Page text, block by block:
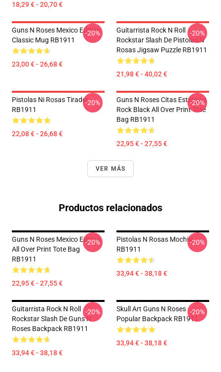
18,29 € - 20,70 €
Guns N Roses Mexico Edition
Classic Mug RB1911
23,00 € - 26,68 €
-20%
Guitarrista Rock N Roll
Rockstar Slash De Pistolas N
Rosas Jigsaw Puzzle RB1911
21,98 € - 40,02 €
-20%
Pistolas Ni Rosas Tirador
RB1911
22,08 € - 26,68 €
-20%
Guns N Roses Citas Estéticas
Rock Black All Over Print Tote
Bag RB1911
22,95 € - 27,55 €
-20%
VER MÁS
Productos relacionados
Guns N Roses Mexico Edition
All Over Print Tote Bag
RB1911
22,95 € - 27,55 €
-20%
Pistolas N Rosas Mochila
RB1911
33,94 € - 38,18 €
-20%
Guitarrista Rock N Roll
Rockstar Slash De Guns N
Roses Backpack RB1911
33,94 € - 38,18 €
-20%
Skull Art Guns N Roses
Popular Backpack RB1911
33,94 € - 38,18 €
-20%